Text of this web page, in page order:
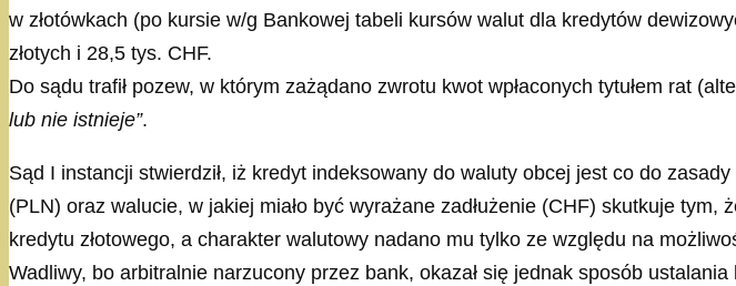
w złotówkach (po kursie w/g Bankowej tabeli kursów walut dla kredytów
złotych i 28,5 tys. CHF.
Do sądu trafił pozew, w którym zażądano zwrotu kwot wpłaconych tytułem rat
lub nie istnieje”.
Sąd I instancji stwierdził, iż kredyt indeksowany do waluty obcej jest co do
(PLN) oraz walucie, w jakiej miało być wyrażane zadłużenie (CHF) skutkuje
kredytu złotowego, a charakter walutowy nadano mu tylko ze względu na
Wadliwy, bo arbitralnie narzucony przez bank, okazał się jednak sposób